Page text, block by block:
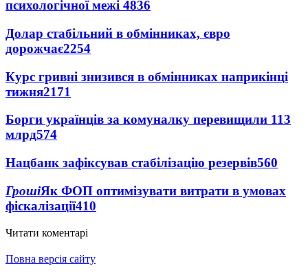
психологічної межі 4836
Долар стабільний в обмінниках, євро
дорожчає2254
Курс гривні знизився в обмінниках наприкінці
тижня2171
Борги українців за комуналку перевищили 113
млрд574
Нацбанк зафіксував стабілізацію резервів560
ГрошіЯк ФОП оптимізувати витрати в умовах
фіскалізації410
Читати коментарі
Повна версія сайту